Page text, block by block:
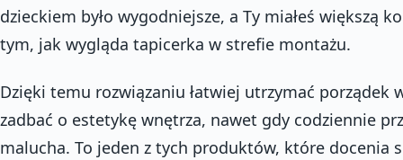
dzieckiem było wygodniejsze, a Ty miałeś większą
tym, jak wygląda tapicerka w strefie montażu.
Dzięki temu rozwiązaniu łatwiej utrzymać porządek
zadbać o estetykę wnętrza, nawet gdy codziennie
malucha. To jeden z tych produktów, które docenia